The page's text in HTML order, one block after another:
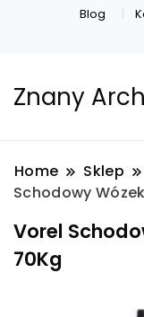
Blog
Znany
Home Sklep
Schodowy
Vorel
70Kg